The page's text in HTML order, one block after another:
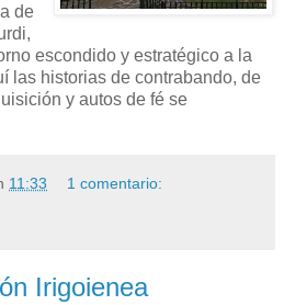
de
escondido y estratégico a la
las historias de contrabando, de
y autos de fé se
11:33 1 comentario:
Irigoienea